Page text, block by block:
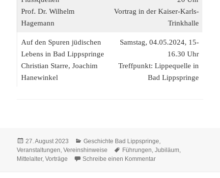
Prof. Dr. Wilhelm
Hagemann
Vortrag in der Kaiser-Karls-
Trinkhalle
Auf den Spuren jüdischen
Lebens in Bad Lippspringe
Christian Starre, Joachim
Hanewinkel
Samstag, 04.05.2024, 15-
16.30 Uhr
Treffpunkt: Lippequelle in
Bad Lippspringe
Veröffentlicht
am
27. August 2023 Kategorien
Geschichte Bad Lippspringe
Veranstaltungen ,Vereinshinweise Schlagwörter
Führungen ,Jubiläum
Mittelalter,Vorträge Schreibe einen Kommentarzu 40 Jahre